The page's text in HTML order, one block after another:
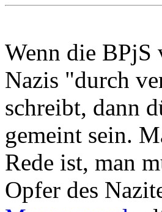
Wenn die BPjS
Nazis "durch
schreibt, dann
gemeint sein.
Rede ist, man
Opfer des